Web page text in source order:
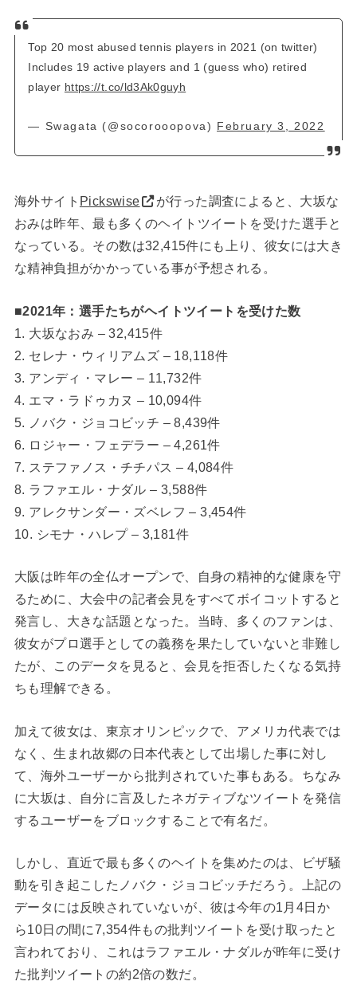
Top 20 most abused tennis players in 2021 (on twitter)
Includes 19 active players and 1 (guess who) retired
player https://t.co/ld3Ak0guyh
— Swagata (@socorooopova) February 3, 2022
海外サイト Pickswise
が行った調査によると、大坂な
おみは昨年、最も多くのヘイトツイートを受けた選手と
なっている。その数は32,415件にも上り、彼女には大き
な精神負担がかかっている事が予想される。
■2021年：選手たちがヘイトツイートを受けた数
1. 大坂なおみ – 32,415件
2. セレナ・ウィリアムズ – 18,118件
3. アンディ・マレー – 11,732件
4. エマ・ラドゥカヌ – 10,094件
5. ノバク・ジョコビッチ – 8,439件
6. ロジャー・フェデラー – 4,261件
7. ステファノス・チチパス – 4,084件
8. ラファエル・ナダル – 3,588件
9. アレクサンダー・ズベレフ – 3,454件
10. シモナ・ハレプ– 3,181件
大阪は昨年の全仏オープンで、自身の精神的な健康を守
るために、大会中の記者会見をすべてボイコットすると
発言し、大きな話題となった。当時、多くのファンは、
彼女がプロ選手としての義務を果たしていないと非難し
たが、このデータを見ると、会見を拒否したくなる気持
ちも理解できる。
加えて彼女は、東京オリンピックで、アメリカ代表では
なく、生まれ故郷の日本代表として出場した事に対し
て、海外ユーザーから批判されていた事もある。ちなみ
に大坂は、自分に言及したネガティブなツイートを発信
するユーザーをブロックすることで有名だ。
しかし、直近で最も多くのヘイトを集めたのは、ビザ騒
動を引き起こしたノバク・ジョコビッチだろう。上記の
データには反映されていないが、彼は今年の1月4日か
ら10日の間に7,354件もの批判ツイートを受け取ったと
言われており、これはラファエル・ナダルが昨年に受け
た批判ツイートの約2倍の数だ。